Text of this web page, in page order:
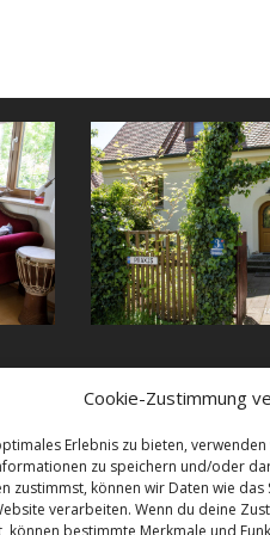
Cookie-Zustimmung
Erlebnis zu bieten,
zu speichern und/oder
zustimmst, können wir Daten wie
verarbeiten. Wenn du deine
können bestimmte Merkmale und
Ausbildung Impressum